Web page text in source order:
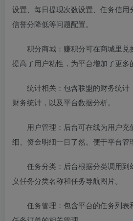
设置、每日提现次数设置、任务信用
信誉分降低等问题配置。
积分商城：赚积分可在商城里兑
提高了用户粘性，为平台增加了更多
统计相关：包含联盟的财务统计
财务统计，以及平台数据分析。
用户管理：后台可在线为用户
细、资金明细一目了然。便于平台管
任务分类：后台根据分类调用到
义任务分类名称和任务导航图片。
任务管理：包含平台的任务列表